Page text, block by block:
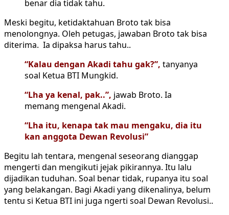
benar dia tidak tahu.
Meski begitu, ketidaktahuan Broto tak bisa
menolongnya. Oleh petugas, jawaban Broto tak bisa
diterima. Ia dipaksa harus tahu..
“Kalau dengan Akadi tahu gak?”, tanyanya
soal Ketua BTI Mungkid.
“Lha ya kenal, pak..”, jawab Broto. Ia
memang mengenal Akadi.
“Lha itu, kenapa tak mau mengaku, dia itu
kan anggota Dewan Revolusi”
Begitu lah tentara, mengenal seseorang dianggap
mengerti dan mengikuti jejak pikirannya. Itu lalu
dijadikan tuduhan. Soal benar tidak, rupanya itu soal
yang belakangan. Bagi Akadi yang dikenalinya, belum
tentu si Ketua BTI ini juga ngerti soal Dewan Revolusi..